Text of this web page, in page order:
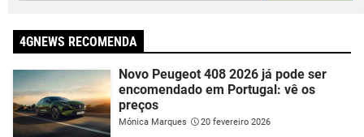
4GNEWS RECOMENDA
Novo Peugeot 408 2026 já pode ser
encomendado em Portugal: vê os
preços
Mónica Marques 20 fevereiro 2026